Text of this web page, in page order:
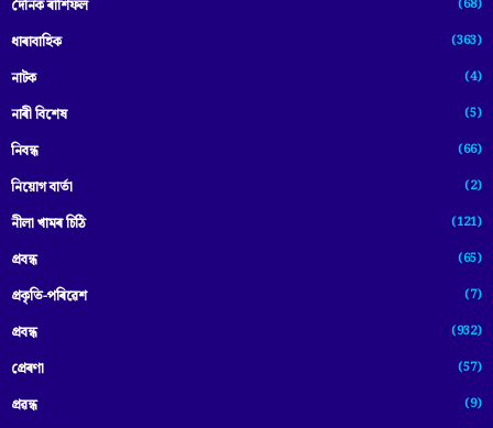
দৈনিক ৰাশিফল
ধাৰাবাহিক (363)
নাটক (4)
নাৰী বিশেষ (5)
নিবন্ধ (66)
নিয়োগ বাৰ্তা (2)
নীলা খামৰ চিঠি (121)
প্রবন্ধ (65)
প্ৰকৃতি-পৰিৱেশ (7)
প্ৰবন্ধ (932)
প্ৰেৰণা (57)
প্ৰৱন্ধ (9)